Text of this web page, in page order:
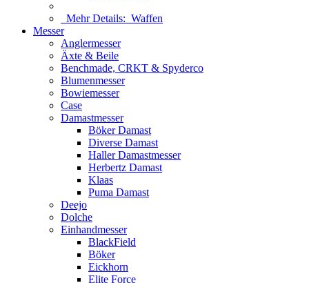
Mehr Details: Waffen
Messer
Anglermesser
Äxte & Beile
Benchmade, CRKT & Spyderco
Blumenmesser
Bowiemesser
Case
Damastmesser
Böker Damast
Diverse Damast
Haller Damastmesser
Herbertz Damast
Klaas
Puma Damast
Deejo
Dolche
Einhandmesser
BlackField
Böker
Eickhorn
Elite Force